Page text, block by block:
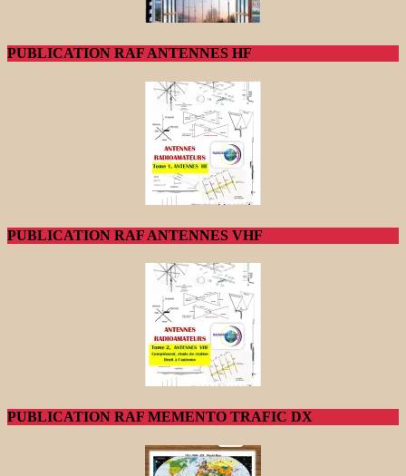
PUBLICATION RAF ANTENNES HF
PUBLICATION RAF ANTENNES VHF
PUBLICATION RAF MEMENTO TRAFIC DX